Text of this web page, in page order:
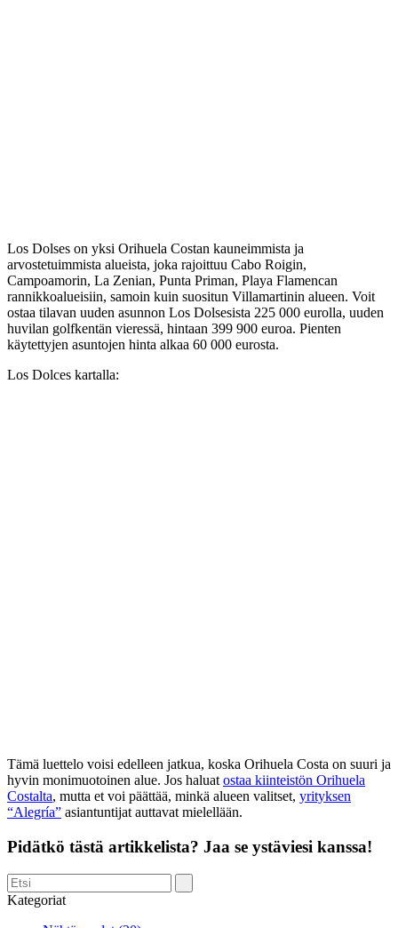
Los Dolses on yksi Orihuela Costan kauneimmista ja
arvostetuimmista alueista, joka rajoittuu Cabo Roigin,
Campoamorin, La Zenian, Punta Priman, Playa Flamencan
rannikkoalueisiin, samoin kuin suositun Villamartinin alueen. Voit
ostaa tilavan uuden asunnon Los Dolsesista 225 000 eurolla, uuden
huvilan golfkentän vieressä, hintaan 399 900 euroa. Pienten
käytettyjen asuntojen hinta alkaa 60 000 eurosta.
Los Dolces kartalla:
Tämä luettelo voisi edelleen jatkua, koska Orihuela Costa on suuri ja
hyvin monimuotoinen alue. Jos haluat ostaa kiinteistön Orihuela
Costalta, mutta et voi päättää, minkä alueen valitset, yrityksen
“Alegría” asiantuntijat auttavat mielellään.
Pidätkö tästä artikkelista? Jaa se ystäviesi kanssa!
Kategoriat